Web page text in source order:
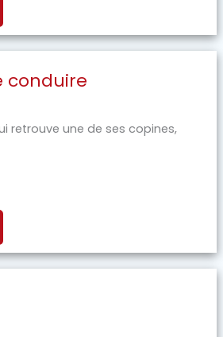
conduire
retrouve une de ses copines,